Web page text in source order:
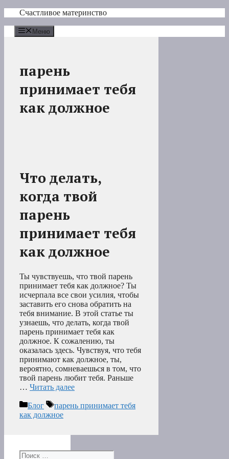
Перейти
содержимому
Счастливое материнство
Меню
парень
принимает тебя
как должное
Что делать,
когда твой
парень
принимает тебя
как должное
Ты чувствуешь, что твой парень
принимает тебя как должное? Ты
исчерпала все свои усилия, чтобы
заставить его снова обратить на
тебя внимание. В этой статье ты
узнаешь, что делать, когда твой
парень принимает тебя как
должное. К сожалению, ты
оказалась здесь. Чувствуя, что тебя
принимают как должное, ты,
вероятно, сомневаешься в том, что
твой парень любит тебя. Раньше
… Читать далее
Рубрики
Блог Метки
парень принимает тебя
как должное
Поиск: